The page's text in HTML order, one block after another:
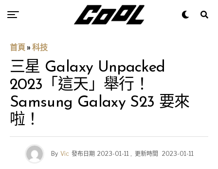
首頁 » 科技
三星 Galaxy Unpacked
2023「這天」舉行！
Samsung Galaxy S23 要來
啦！
By Vic 發布日期 2023-01-11, 更新時間 2023-01-11